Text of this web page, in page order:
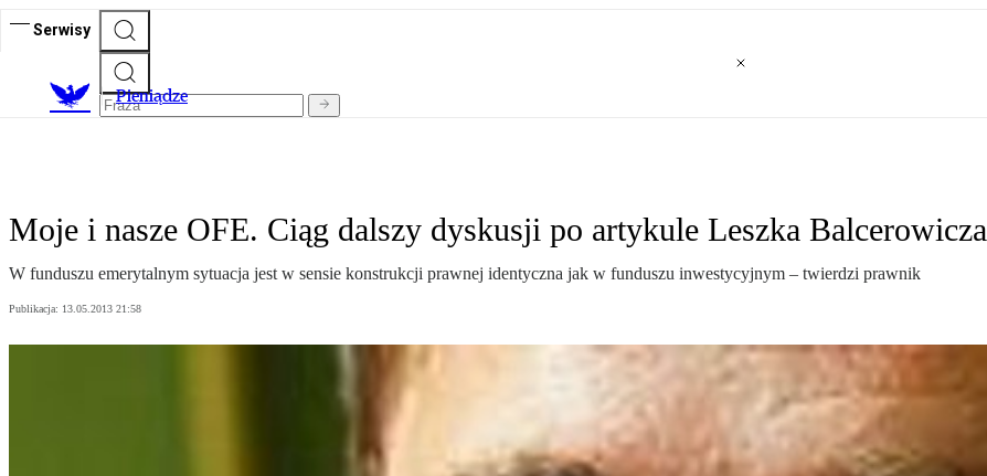
Serwisy
Pieniądze
Moje i nasze OFE. Ciąg dalszy dyskusji po artykule Leszka Balcerowicza
W funduszu emerytalnym sytuacja jest w sensie konstrukcji prawnej identyczna jak w funduszu inwestycyjnym – twierdzi prawnik
Publikacja: 13.05.2013 21:58